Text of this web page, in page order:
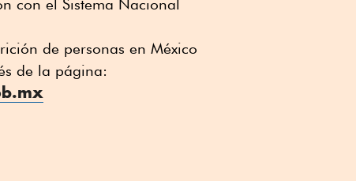
con el Sistema Nacional
de personas en México
de la página: